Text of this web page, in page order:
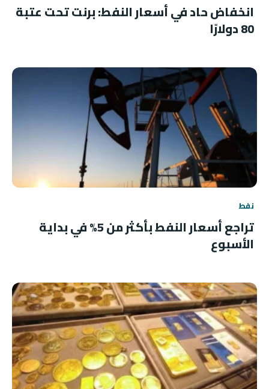
انخفاض حاد في أسعار النفط: برنت تحت عتبة
80 دولارًا
نفط
تراجع أسعار النفط بأكثر من 5% في بداية
الأسبوع